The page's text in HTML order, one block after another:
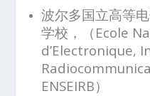
波尔多国立高等
学校，（Ecole
d’Electronique,
ENSEIRB）